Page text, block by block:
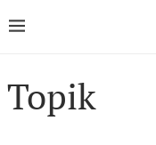
Topik